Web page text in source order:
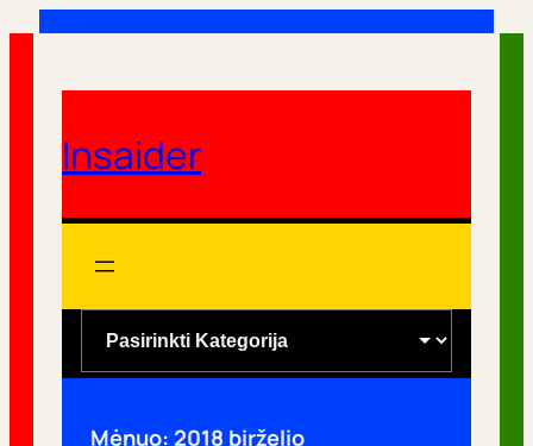
Insaider
a
Mėnuo: 2018 birželio